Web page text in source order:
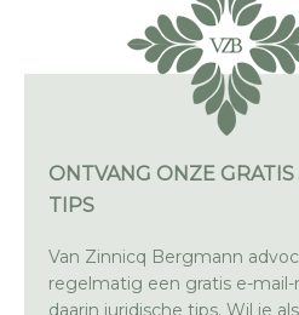
ONTVANG ONZE
TIPS
Van Zinnicq Bergmann
regelmatig een gratis e-
daarin juridische tips. Wil je